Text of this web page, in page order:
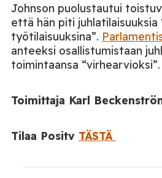
Johnson puolustautui
että hän piti juhlatilaisuuksia
työtilaisuuksina”.
anteeksi osallistumistaan
toimintaansa “virhearvioksi”.
Toimittaja Karl
Tilaa Positv TÄSTÄ